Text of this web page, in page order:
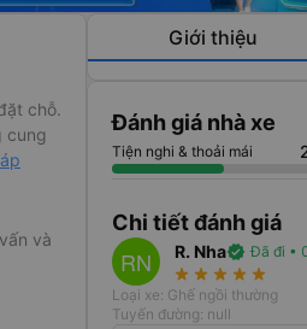
chỗ.
cung
và
Giới thiệu
Đánh giá nhà xe
Tiện nghi & thoải mái
Chi tiết đánh giá
RN R. Nhaverified Đã đi •
star_rate star_rate star_rate star_rate star_rate
Loại xe: Ghế ngồi thường
Tuyến đường: null